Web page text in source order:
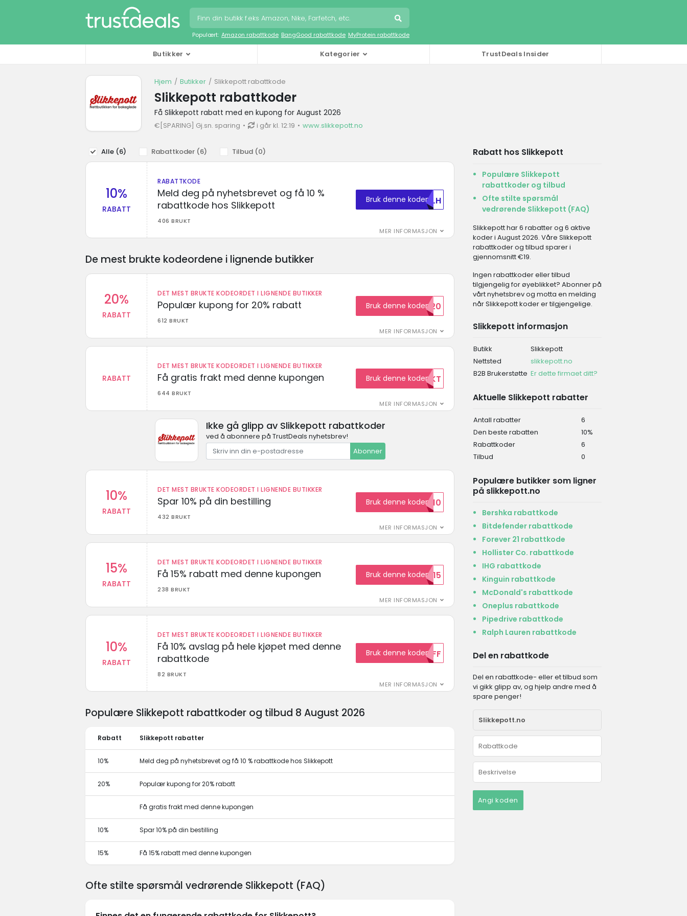
Populært: Amazon rabattkode BangGood rabattkode MyProtein rabattkode
Butikker Kategorier TrustDeals Insider
Hjem Butikker Slikkepott rabattkode
Slikkepott rabattkoder
Få Slikkepott rabatt med en kupong for August 2026
€[SPARING] Gj.sn. sparing i går kl. 12:19 www.slikkepott.no
Alle (6) Rabattkoder (6) Tilbud (0)
10%
RABATT
RABATTKODE
Meld deg på nyhetsbrevet og få 10 %
rabattkode hos Slikkepott
406 BRUKT
MER INFORMASJON
Bruk denne kodenBGLH
De mest brukte kodeordene i lignende butikker
20%
RABATT
DET MEST BRUKTE KODEORDET I LIGNENDE BUTIKKER
Populær kupong for 20% rabatt
612 BRUKT
MER INFORMASJON
Bruk denne koden
RABATT20
RABATT
DET MEST BRUKTE KODEORDET I LIGNENDE BUTIKKER
Få gratis frakt med denne kupongen
644 BRUKT
MER INFORMASJON
Bruk denne koden
GRATISFRAKT
Ikke gå glipp av Slikkepott rabattkoder
ved å abonnere på TrustDeals nyhetsbrev!
Abonner
10%
RABATT
DET MEST BRUKTE KODEORDET I LIGNENDE BUTIKKER
Spar 10% på din bestilling
432 BRUKT
MER INFORMASJON
Bruk denne koden
HELLO10
15%
RABATT
DET MEST BRUKTE KODEORDET I LIGNENDE BUTIKKER
Få 15% rabatt med denne kupongen
238 BRUKT
MER INFORMASJON
Bruk denne koden
Welcome15
10%
RABATT
DET MEST BRUKTE KODEORDET I LIGNENDE BUTIKKER
Få 10% avslag på hele kjøpet med denne
rabattkode
82 BRUKT
MER INFORMASJON
Bruk denne koden10OFF
Rabatt hos Slikkepott
Populære Slikkepott
rabattkoder og tilbud
Ofte stilte spørsmål
vedrørende Slikkepott (FAQ)
Slikkepott har 6 rabatter og 6 aktive
koder i August 2026. Våre Slikkepott
rabattkoder og tilbud sparer i
gjennomsnitt €19.
Ingen rabattkoder eller tilbud
tilgjengelig for øyeblikket? Abonner på
vårt nyhetsbrev og motta en melding
når Slikkepott koder er tilgjengelige.
Slikkepott informasjon
Butikk
Slikkepott
Nettsted
slikkepott.no
B2B Brukerstøtte Er dette firmaet ditt?
Aktuelle Slikkepott rabatter
Antall rabatter
6
Den beste rabatten
10%
Rabattkoder
6
Tilbud
0
Populære butikker som ligner
på slikkepott.no
Bershka rabattkode
Bitdefender rabattkode
Forever 21 rabattkode
Hollister Co. rabattkode
IHG rabattkode
Kinguin rabattkode
McDonald's rabattkode
Oneplus rabattkode
Pipedrive rabattkode
Ralph Lauren rabattkode
Del en rabattkode
Del en rabattkode- eller et tilbud som
vi gikk glipp av, og hjelp andre med å
spare penger!
Angi koden
Populære Slikkepott rabattkoder og tilbud 8 August 2026
Rabatt Slikkepott rabatter
10% Meld deg på nyhetsbrevet og få 10 % rabattkode hos Slikkepott
20% Populær kupong for 20% rabatt
Få gratis frakt med denne kupongen
10% Spar 10% på din bestilling
15% Få 15% rabatt med denne kupongen
Ofte stilte spørsmål vedrørende Slikkepott (FAQ)